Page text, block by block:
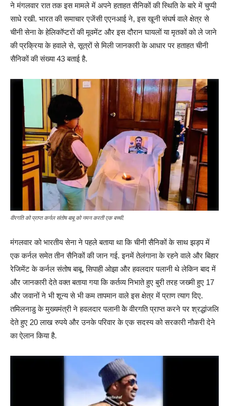
ने मंगलवार रात तक इस मामले में अपने हताहत सैनिकों की स्थिति के बारे में चुप्पी
साधे रखी. भारत की समाचार एजेंसी एएनआई ने, इस खूनी संघर्ष वाले क्षेत्र से
चीनी सेना के हेलिकॉप्टरों की मूवमेंट और इस दौरान घायलों या मृतकों को ले जाने
की प्रक्रिया के हवाले से, सूत्रों से मिली जानकारी के आधार पर हताहत चीनी
सैनिकों की संख्या 43 बताई है.
वीरगति को प्राप्त कर्नल संतोष बाबू को नमन करती एक बच्ची.
मंगलवार को भारतीय सेना ने पहले बताया था कि चीनी सैनिकों के साथ झड़प में
एक कर्नल समेत तीन सैनिकों की जान गई. इनमें तेलंगाना के रहने वाले और बिहार
रेजिमेंट के कर्नल संतोष बाबू, सिपाही ओझा और हवलदार पलानी थे लेकिन बाद में
और जानकारी देते वक्त बताया गया कि कर्तव्य निभाते हुए बुरी तरह जख्मी हुए 17
और जवानों ने भी शून्य से भी कम तापमान वाले इस क्षेत्र में प्राण त्याग दिए.
तमिलनाडु के मुख्यमंत्री ने हवलदार पलानी केे वीरगति प्राप्त करने पर श्रद्धांजलि
देते हुए 20 लाख रुपये और उनके परिवार के एक सदस्य को सरकारी नौकरी देने
का ऐलान किया है.